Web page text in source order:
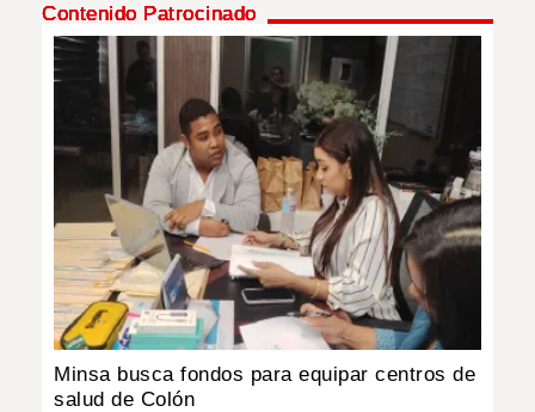
MULTIMEDIA
Contenido Patrocinado
Minsa busca fondos para equipar centros de
salud de Colón